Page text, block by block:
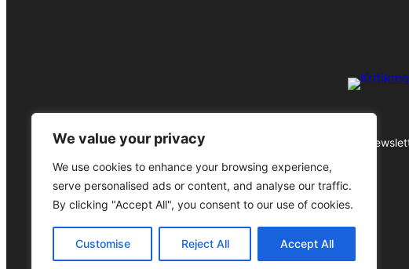
We value your privacy
We use cookies to enhance your browsing experience,
serve personalised ads or content, and analyse our traffic.
By clicking "Accept All", you consent to our use of cookies.
Customise Reject All Accept All
Bleib auf dem Laufenden! Abonniere unseren